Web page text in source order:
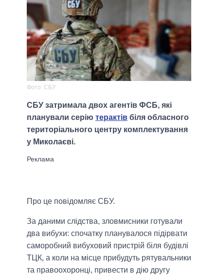
Фото: СБУ
СБУ затримала двох агентів ФСБ, які
планували серію терактів біля обласного
територіального центру комплектування
у Миколаєві.
Про це повідомляє СБУ.
За даними слідства, зловмисники готували
два вибухи: спочатку планувалося підірвати
саморобний вибуховий пристрій біля будівлі
ТЦК, а коли на місце прибудуть рятувальники
та правоохоронці, привести в дію другу